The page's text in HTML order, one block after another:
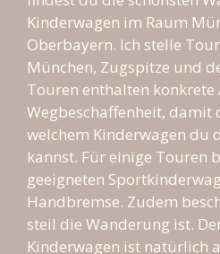
Kinderwagen im Raum
Oberbayern. Ich stelle
München, Zugspitze und
Touren enthalten konkrete
Wegbeschaffenheit, damit
welchem Kinderwagen du
kannst. Für einige Touren
geeigneten
Handbremse. Zudem
steil die Wanderung ist.
Kinderwagen ist natürlich